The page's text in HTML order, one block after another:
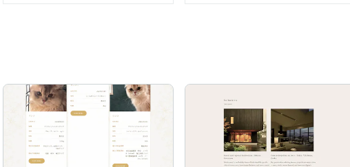
お客さまからは、以前よりお問合わせが増えたなど、嬉しいご報告も多数頂